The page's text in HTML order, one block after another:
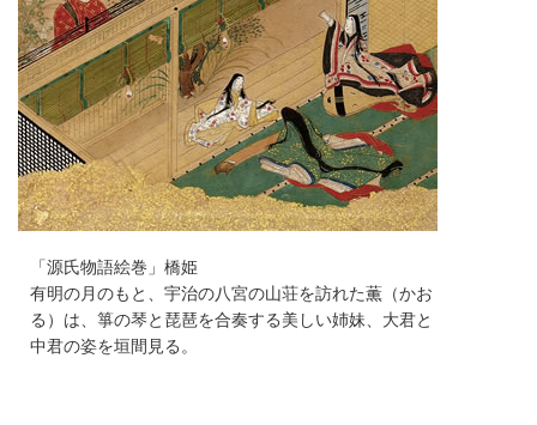
「源氏物語絵巻」橋姫
有明の月のもと、宇治の八宮の山荘を訪れた薫（かお
る）は、箏の琴と琵琶を合奏する美しい姉妹、大君と
中君の姿を垣間見る。